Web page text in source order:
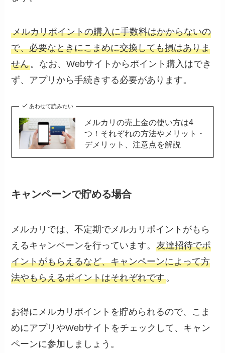
メルカリポイントの購入に手数料はかからないの
で、必要なときにこまめに交換しても損はありま
せん。なお、Webサイトからポイント購入はでき
ず、アプリから手続きする必要があります。
あわせて読みたい
メルカリの売上金の使い方は4
つ！それぞれの方法やメリット・
デメリット、注意点を解説
キャンペーンで貯める場合
メルカリでは、不定期でメルカリポイントがもら
えるキャンペーンを行っています。友達招待でポ
イントがもらえるなど、キャンペーンによって方
法やもらえるポイントはそれぞれです。
お得にメルカリポイントを貯められるので、こま
めにアプリやWebサイトをチェックして、キャン
ペーンに参加しましょう。